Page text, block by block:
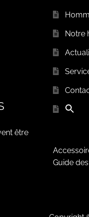
être
Notre
Guide